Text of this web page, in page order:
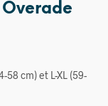
cm) et L-XL (59-